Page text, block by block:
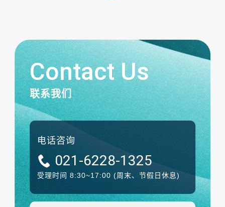
Contact Us
联系我们
电话咨询
021-6228-1325
受理时间 8:30~17:00 (周末、节假日休息)